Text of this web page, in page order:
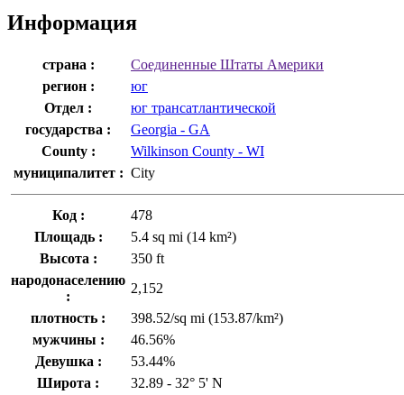
Информация
страна :
Соединенные Штаты Америки
регион :
юг
Отдел :
юг трансатлантической
государства :
Georgia - GA
County :
Wilkinson County - WI
муниципалитет : City
Код :
478
Площадь :
5.4 sq mi (14 km²)
Высота :
350 ft
народонаселению
:
2,152
плотность :
398.52/sq mi (153.87/km²)
мужчины :
46.56%
Девушка :
53.44%
Широта :
32.89 - 32° 5' N